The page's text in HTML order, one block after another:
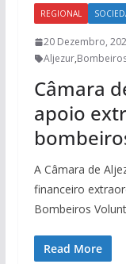
REGIONAL
20 Dezembro,
Aljezur,
Câmara
apoio
A Câmara de
financeiro
Bombeiros
Read More